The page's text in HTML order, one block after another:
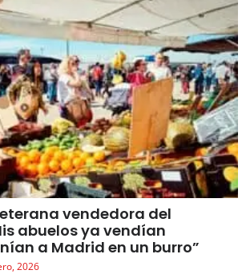
vendedora del
abuelos ya vendían
a Madrid en un burro”
2026